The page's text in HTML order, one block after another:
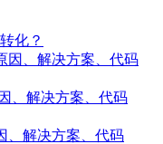
化？
因、解决方案、代码
、解决方案、代码
、解决方案、代码